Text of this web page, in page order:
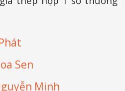
Sen
Minh